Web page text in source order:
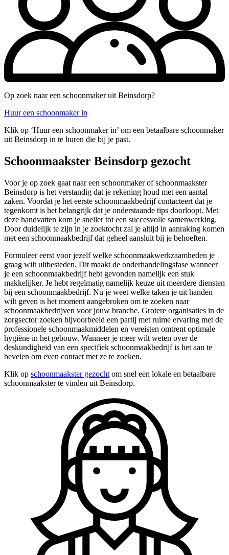
Op zoek naar een schoonmaker uit Beinsdorp?
Huur een schoonmaker in
Klik op ‘Huur een schoonmaker in’ om een betaalbare schoonmaker
uit Beinsdorp in te huren die bij je past.
Schoonmaakster Beinsdorp gezocht
Voor je op zoek gaat naar een schoonmaker of schoonmaakster
Beinsdorp is het verstandig dat je rekening houd met een aantal
zaken. Voordat je het eerste schoonmaakbedrijf contacteert dat je
tegenkomt is het belangrijk dat je onderstaande tips doorloopt. Met
deze handvatten kom je sneller tot een succesvolle samenwerking.
Door duidelijk te zijn in je zoektocht zal je altijd in aanraking komen
met een schoonmaakbedrijf dat geheel aansluit bij je behoeften.
Formuleer eerst voor jezelf welke schoonmaakwerkzaamheden je
graag wilt uitbesteden. Dit maakt de onderhandelingsfase wanneer
je een schoonmaakbedrijf hebt gevonden namelijk een stuk
makkelijker. Je hebt regelmatig namelijk keuze uit meerdere diensten
bij een schoonmaakbedrijf. Nu je weet welke taken je uit handen
wilt geven is het moment aangebroken om te zoeken naar
schoonmaakbedrijven voor jouw branche. Grotere organisaties in de
zorgsector zoeken bijvoorbeeld een partij met ruime ervaring met de
professionele schoonmaakmiddelen en vereisten omtrent optimale
hygiëne in het gebouw. Wanneer je meer wilt weten over de
deskundigheid van een specifiek schoonmaakbedrijf is het aan te
bevelen om even contact met ze te zoeken.
Klik op schoonmaakster gezocht om snel een lokale en betaalbare
schoonmaakster te vinden uit Beinsdorp.